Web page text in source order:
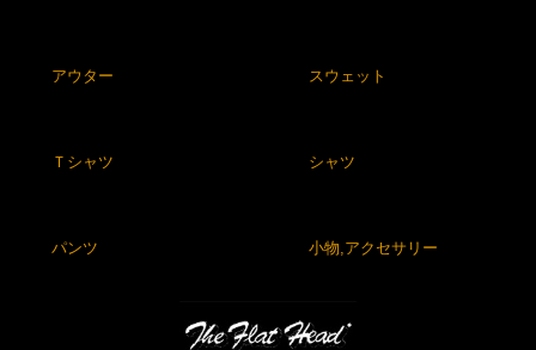
アウター スウェット
Ｔシャツ シャツ
パンツ 小物,アクセサリー